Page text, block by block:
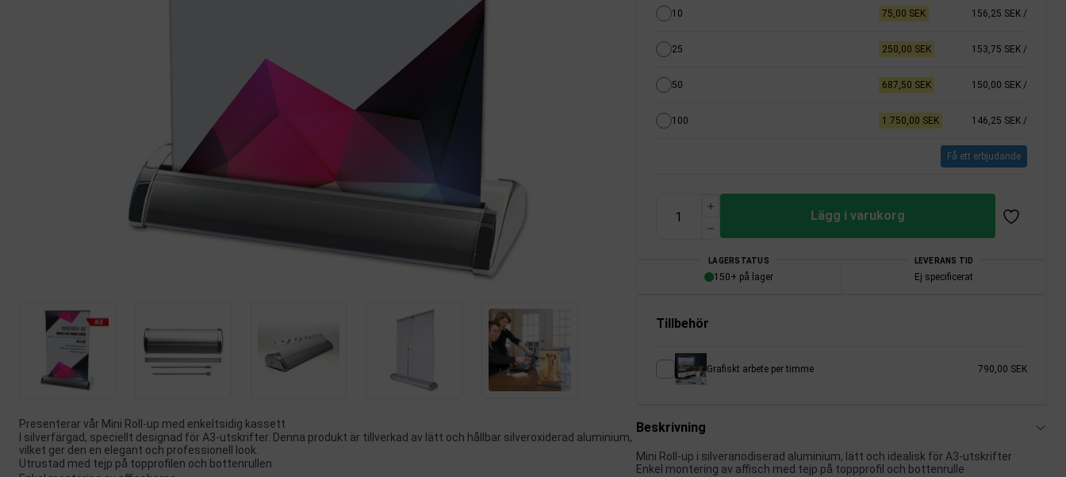
Presenterar vår Mini Roll-up med enkeltsidig kassett
I silverfärgad, speciellt designad för A3-utskrifter. Denna produkt är tillverkad av lätt och hållbar silveroxiderad aluminium,
vilket ger den en elegant och professionell look.
Utrustad med tejp på topprofilen och bottenrullen
10 75,00 SEK 156,25 SEK /
25 250,00 SEK 153,75 SEK /
50 687,50 SEK 150,00 SEK /
100 1.750,00 SEK 146,25 SEK /
Få ett erbjudande
Lägg i varukorg
LAGERSTATUS
150+ på lager
LEVERANS TID
Ej specificerat
Tillbehör
Grafiskt arbete per timme 790,00 SEK
Beskrivning
Mini Roll-up i silveranodiserad aluminium, lätt och idealisk för A3-utskrifter
Enkel montering av affisch med tejp på toppprofil och bottenrulle